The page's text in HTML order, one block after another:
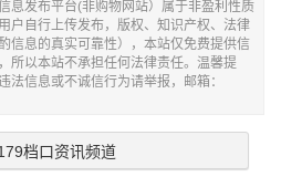
息发布平台(非购物网站）属于非盈利性质
户自行上传发布，版权、知识产权、法律
信息的真实可靠性），本站仅免费提供信
所以本站不承担任何法律责任。温馨提
法信息或不诚信行为请举报，邮箱：
档口资讯频道